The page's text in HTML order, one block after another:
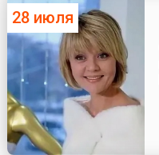
28 июля